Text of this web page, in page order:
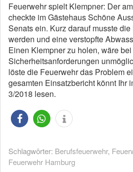
Feuerwehr spielt Klempner: Der
checkte im Gästehaus Schöne
Senats ein. Kurz darauf musste
werden und eine verstopfte
Einen Klempner zu holen, wäre
Sicherheitsanforderungen
löste die Feuerwehr das Problem
gesamten Einsatzbericht könnt Ihr
3/2018 lesen.
Schlagwörter: Berufsfeuerwehr,
Feuerwehr Hamburg